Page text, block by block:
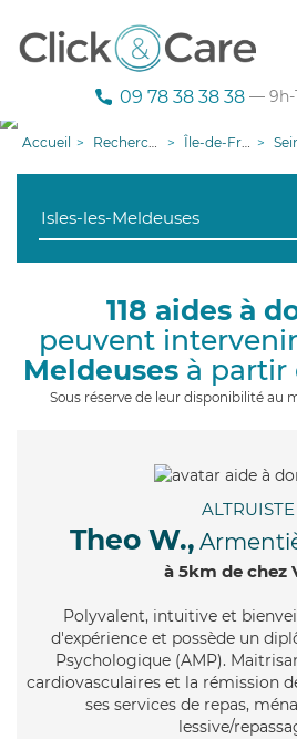
09 78 38 38 38 — 9h-
Accueil Recherche aide à domicile Île-de-France
118 aides à
peuvent intervenir
Meldeuses à partir
Sous réserve de leur disponibilité au
ALTRUISTE
Theo W.,
à 5km de chez
Polyvalent, intuitive et
d'expérience et possède un
Psychologique (AMP).
cardiovasculaires et la rémission
ses services de repas,
lessive/